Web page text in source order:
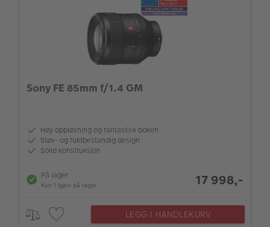
Sony FE 85mm f/1.4 GM
Høy oppløsning og fantastisk bokeh
Støv- og fuktbestandig design
Solid konstruksjon
På lager
Kun 1 igjen på lager 17 998,-
LEGG I HANDLEKURV